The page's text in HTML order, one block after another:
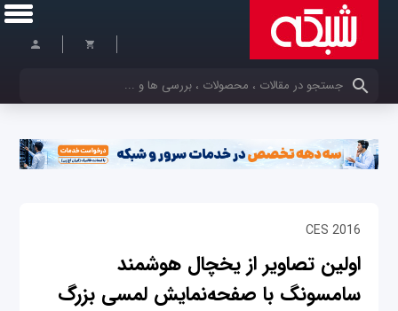
کلمات کلیدی خود را وارد کنید
CES 2016
اولین تصاویر از یخچال هوشمند
سامسونگ با صفحه‌نمایش لمسی بزرگ